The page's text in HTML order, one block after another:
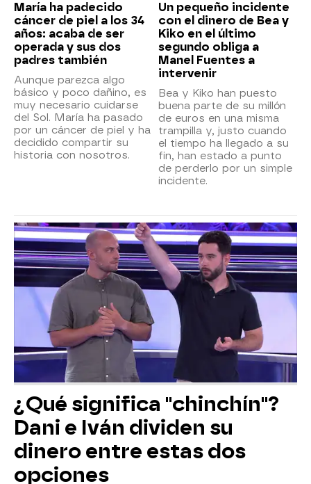
María ha padecido
cáncer de piel a los 34
años: acaba de ser
operada y sus dos
padres también
Aunque parezca algo
básico y poco dañino, es
muy necesario cuidarse
del Sol. María ha pasado
por un cáncer de piel y ha
decidido compartir su
historia con nosotros.
Un pequeño incidente
con el dinero de Bea y
Kiko en el último
segundo obliga a
Manel Fuentes a
intervenir
Bea y Kiko han puesto
buena parte de su millón
de euros en una misma
trampilla y, justo cuando
el tiempo ha llegado a su
fin, han estado a punto
de perderlo por un simple
incidente.
¿Qué significa "chinchín"?
Dani e Iván dividen su
dinero entre estas dos
opciones